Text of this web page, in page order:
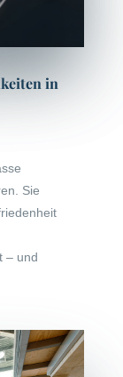
in
Sie
– und